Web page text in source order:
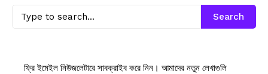
Search
ফ্রি ইমেইল নিউজলেটারে সাবক্রাইব করে নিন। আমাদের নতুন লেখাগুলি